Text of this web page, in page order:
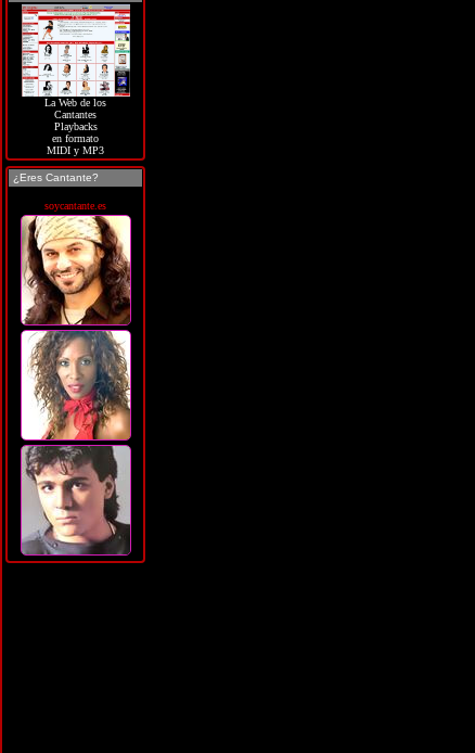
La Web de los
Cantantes
Playbacks
en formato
MIDI y MP3
¿Eres Cantante?
soycantante.es